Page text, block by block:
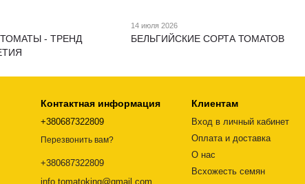
- ТРЕНД
14 июля 2026
БЕЛЬГИЙСКИЕ СОРТА ТОМАТОВ
Контактная информация
+380687322809
Перезвонить вам?
+380687322809
info.tomatoking@gmail.com
Клиентам
Вход в личный кабинет
Оплата и доставка
О нас
Всхожесть семян